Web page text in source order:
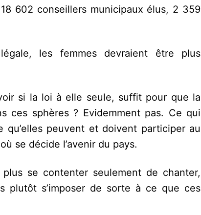
602 conseillers municipaux élus, 2 359
les femmes devraient être plus
si la loi à elle seule, suffit pour que la
ces sphères ? Evidemment pas. Ce qui
qu’elles peuvent et doivent participer au
se décide l’avenir du pays.
se contenter seulement de chanter,
plutôt s’imposer de sorte à ce que ces